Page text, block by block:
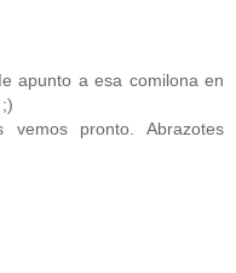
apunto a esa comilona en
pronto. Abrazotes